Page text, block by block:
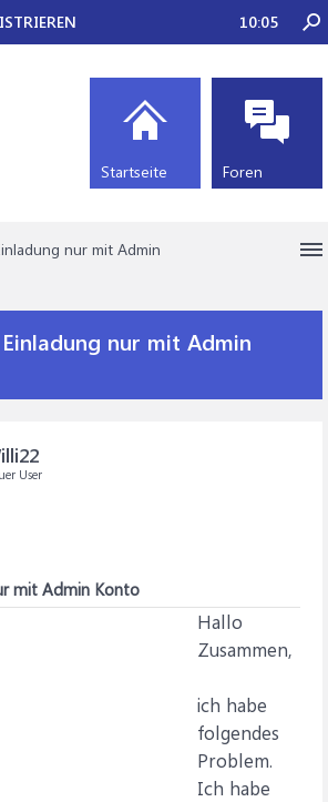
nur mit Admin
Einladung nur mit Admin
User
mit Admin Konto
Hallo
Zusammen,
ich habe
folgendes
Problem.
Ich habe
10:05
Startseite Foren